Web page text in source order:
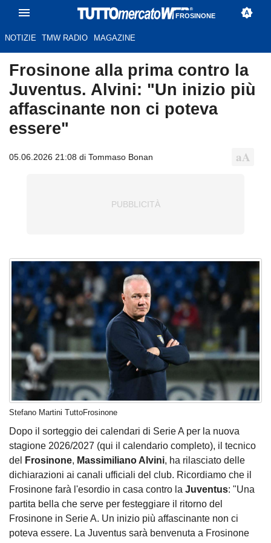
FROSINONE
NOTIZIE TMW RADIO MAGAZINE
Frosinone alla prima contro la
Juventus. Alvini: "Un inizio più
affascinante non ci poteva
essere"
05.06.2026 21:08 di Tommaso Bonan
Stefano Martini TuttoFrosinone
Dopo il sorteggio dei calendari di Serie A per la nuova
stagione 2026/2027 (qui il calendario completo), il tecnico
del
Frosinone, Massimiliano Alvini, ha rilasciato delle
dichiarazioni ai canali ufficiali del club. Ricordiamo che il
Frosinone farà l'esordio in casa contro la Juventus: "Una
partita bella che serve per festeggiare il ritorno del
Frosinone in Serie A. Un inizio più affascinante non ci
poteva essere. La Juventus sarà benvenuta a Frosinone